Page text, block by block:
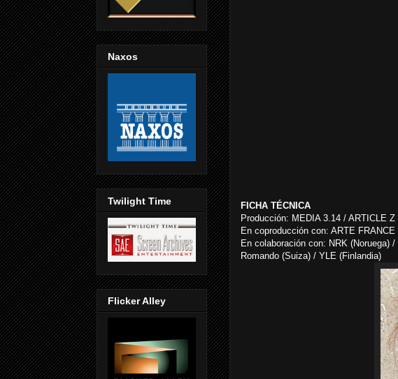
FICHA TÉCNICA
Producción: MEDIA 3.14 / ARTICLE Z
En coproducción con: ARTE
En colaboración con: NRK (Noruega)
Romando (Suiza) / YLE (Finlandia)
Naxos
Twilight Time
Flicker Alley